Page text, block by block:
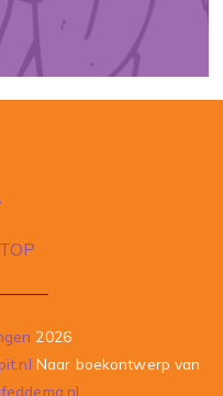
2026
Naar boekontwerp van